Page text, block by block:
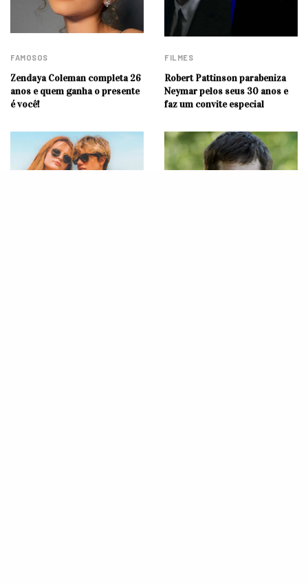
FAMOSOS
Zendaya Coleman completa 26
anos e quem ganha o presente
é você!
FILMES
Robert Pattinson parabeniza
Neymar pelos seus 30 anos e
faz um convite especial